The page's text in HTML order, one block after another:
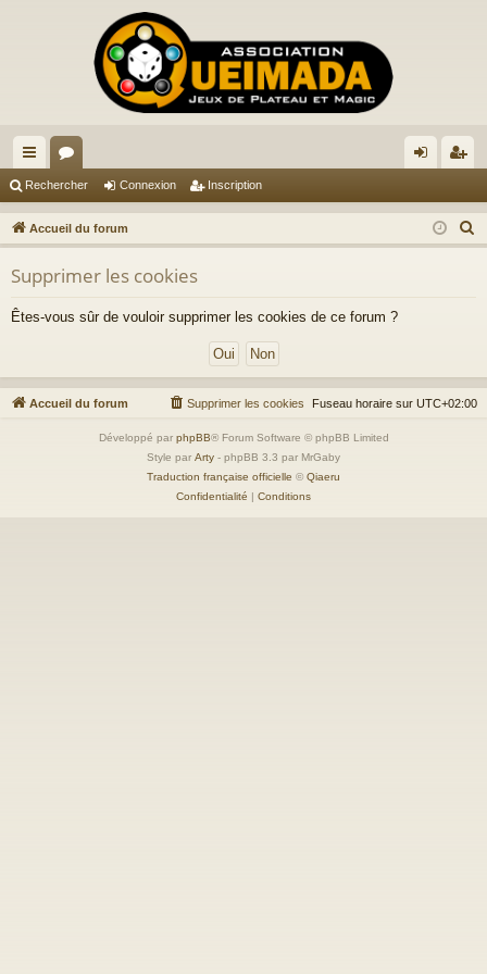
ac
co
ur
ci
s
or
u
m
s
ne
xi
cri
pti
Rechercher Connexion Inscription
Accueil du forum
e
Supprimer les cookies
Êtes-vous sûr de vouloir supprimer les cookies de ce forum ?
Accueil du forum Fuseau horaire sur UTC+02:00
Supprimer les cookies
Développé par phpBB® Forum Software © phpBB Limited
Style par Arty - phpBB 3.3 par MrGaby
Traduction française officielle © Qiaeru
Confidentialité | Conditions